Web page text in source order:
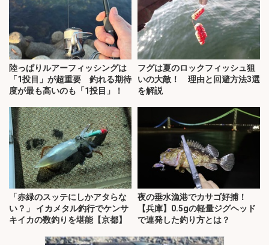
陸っぱりルアーフィッシングは
「1投目」が超重要 釣れる期待
度が最も高いのも「1投目」！
フグは夏のロックフィッシュ狙
いの大敵！ 理由と回避方法3選
を解説
「赤緑のスッテにしかアタらな
い？」 イカメタル釣行でケンサ
キイカの数釣りを堪能【京都】
夜の垂水漁港でカサゴ好捕！
【兵庫】0.5gの軽量ジグヘッド
で連発した釣り方とは？